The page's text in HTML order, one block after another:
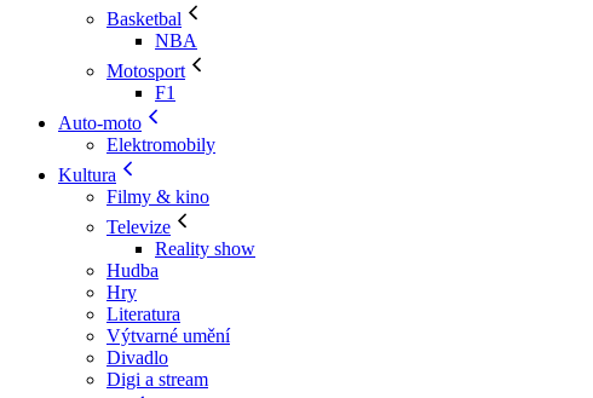
Basketbal
NBA
Motosport
F1
Auto-moto
Elektromobily
Kultura
Filmy & kino
Televize
Reality show
Hudba
Hry
Literatura
Výtvarné umění
Divadlo
Digi a stream